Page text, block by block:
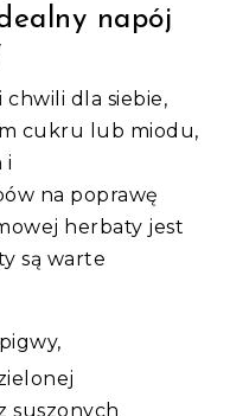
napój
chwili dla siebie,
cukru lub miodu,
i
na poprawę
herbaty jest
są warte
suszonych